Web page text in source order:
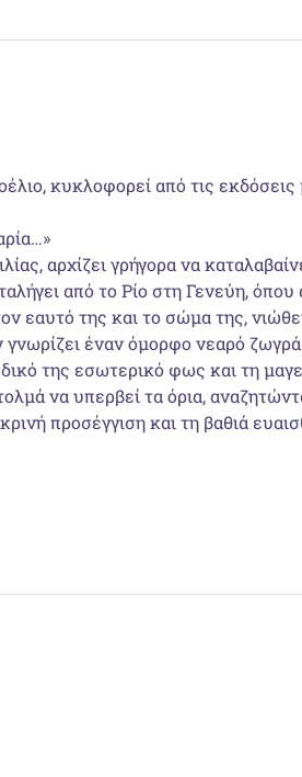
κυκλοφορεί από τις
αρχίζει γρήγορα να
από το Ρίο στη Γενεύη,
εαυτό της και το σώμα της,
γνωρίζει έναν όμορφο νεαρό
της εσωτερικό φως και τη
να υπερβεί τα όρια,
προσέγγιση και τη βαθιά